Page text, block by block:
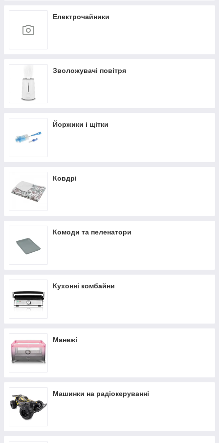
Електрочайники
Зволожувачі повітря
Йоржики і щітки
Ковдрі
Комоди та пеленатори
Кухонні комбайни
Манежі
Машинки на радіокеруванні